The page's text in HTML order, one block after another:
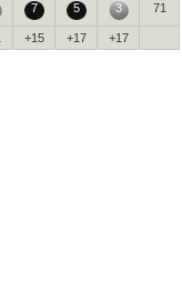
7 5 3 71
+15 +17 +17